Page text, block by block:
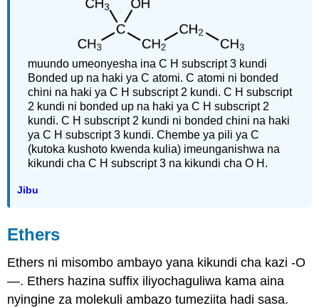
muundo umeonyesha ina C H subscript 3 kundi
Bonded up na haki ya C atomi. C atomi ni bonded
chini na haki ya C H subscript 2 kundi. C H subscript
2 kundi ni bonded up na haki ya C H subscript 2
kundi. C H subscript 2 kundi ni bonded chini na haki
ya C H subscript 3 kundi. Chembe ya pili ya C
(kutoka kushoto kwenda kulia) imeunganishwa na
kikundi cha C H subscript 3 na kikundi cha O H.
Jibu
Ethers
Ethers ni misombo ambayo yana kikundi cha kazi -O
—. Ethers hazina suffix iliyochaguliwa kama aina
nyingine za molekuli ambazo tumeziita hadi sasa.